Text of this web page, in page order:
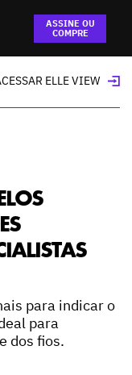
ASSINE OU
COMPRE
as 7 opções
ELLE VIEW
para indicar o
para
dos fios.